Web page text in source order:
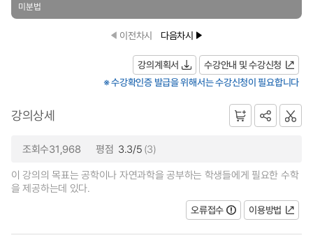
미분법
이전차시 다음차시
강의계획서
수강안내 및 수강신청
※ 수강확인증 발급을 위해서는 수강신청이 필요합니다
강의상세
조회수31,968 평점 3.3/5 (3)
이 강의의 목표는 공학이나 자연과학을 공부하는 학생들에게 필요한 수학
을 제공하는데 있다.
오류접수
이용방법